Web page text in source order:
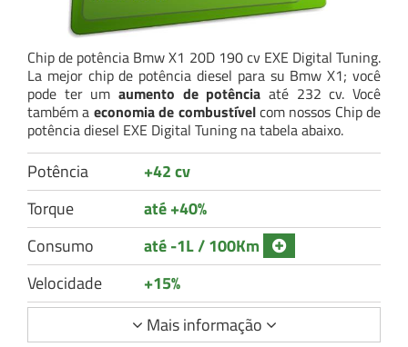
Chip de potência Bmw X1 20D 190 cv EXE Digital Tuning.
La mejor chip de potência diesel para su Bmw X1; você
pode ter um aumento de potência até 232 cv. Você
também a economia de combustívelcom nossos Chip de
potência diesel EXE Digital Tuning na tabela abaixo.
Potência
+42 cv
Torque
até +40%
Consumo
até -1L / 100Km
Velocidade
+15%
Mais informação